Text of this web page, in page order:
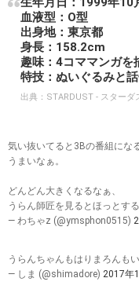
血液型：O型
出身地：東京都
身長：158.2cm
趣味：4コママンガを
特技：ぬいぐるみと
出典： STARDUST - スターダ
気い抜いてると3Bの番組にな
うまいなぁ。
どんどん大きくなるなぁ、
うらん師匠を見るとほっとする
— わちゃz (@ymsphon0515)
うらんちゃんもはりまろんも
— しま (@shimadore) 2017年